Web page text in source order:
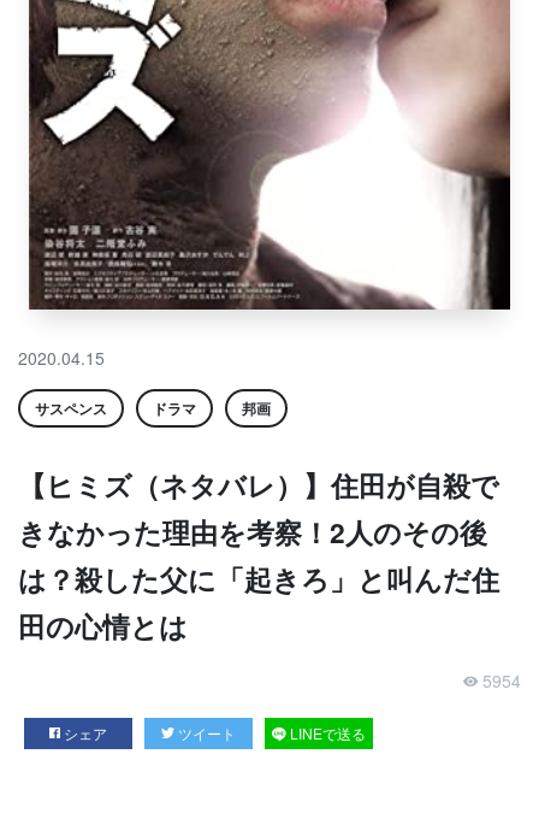
2020.04.15
サスペンス ドラマ 邦画
【ヒミズ（ネタバレ）】住田が自殺で
きなかった理由を考察！2人のその後
は？殺した父に「起きろ」と叫んだ住
田の心情とは
5954
シェア ツイート LINEで送る